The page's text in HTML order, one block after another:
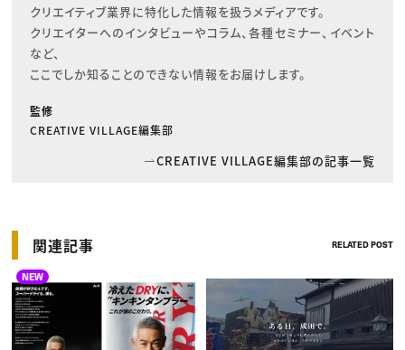
クリエイティブ業界に特化した情報を扱うメディアです。
クリエイターへのインタビューやコラム、各種セミナー、イベント
など、
ここでしか知ることのできない情報をお届けします。
監修
CREATIVE VILLAGE編集部
CREATIVE VILLAGE編集部の記事一覧
関連記事 RELATED POST
NEW